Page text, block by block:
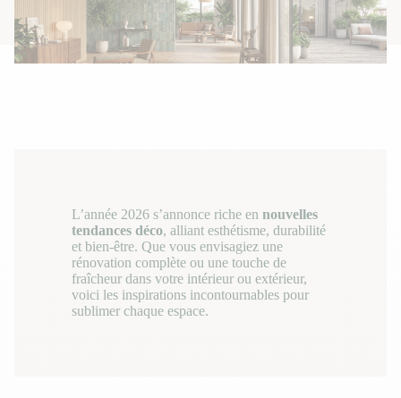
L’année 2026 s’annonce riche en nouvelles
tendances déco, alliant esthétisme, durabilité
et bien-être. Que vous envisagiez une
rénovation complète ou une touche de
fraîcheur dans votre intérieur ou extérieur,
voici les inspirations incontournables pour
sublimer chaque espace.